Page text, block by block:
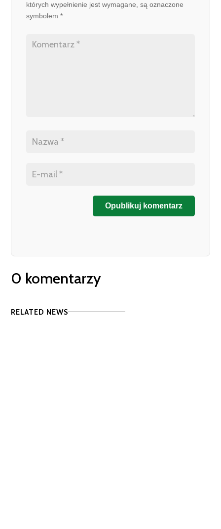
których wypełnienie jest wymagane, są oznaczone
symbolem *
Opublikuj komentarz
0 komentarzy
RELATED NEWS